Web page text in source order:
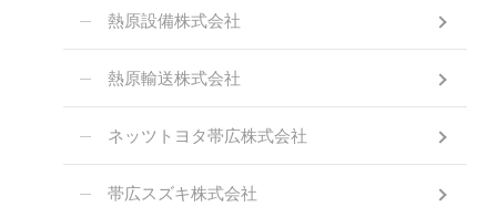
熱原設備株式会社
熱原輸送株式会社
ネッツトヨタ帯広株式会社
帯広スズキ株式会社